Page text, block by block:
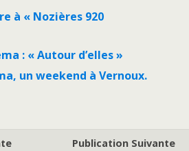
à « Nozières 920
: « Autour d’elles »
un weekend à Vernoux.
Publication Suivante